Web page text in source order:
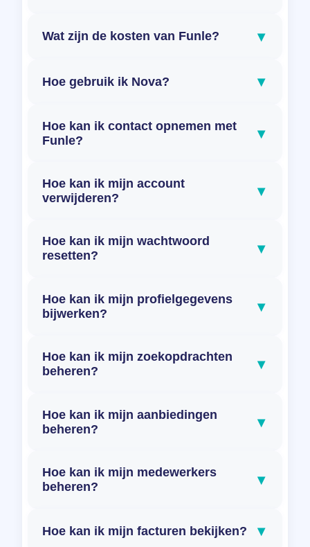
Wat zijn de kosten van Funle? ▾
Hoe gebruik ik Nova? ▾
Hoe kan ik contact opnemen met
Funle?
▾
Hoe kan ik mijn account
verwijderen?
▾
Hoe kan ik mijn wachtwoord
resetten?
▾
Hoe kan ik mijn profielgegevens
bijwerken?
▾
Hoe kan ik mijn zoekopdrachten
beheren?
▾
Hoe kan ik mijn aanbiedingen
beheren?
▾
Hoe kan ik mijn medewerkers
beheren?
▾
Hoe kan ik mijn facturen bekijken? ▾